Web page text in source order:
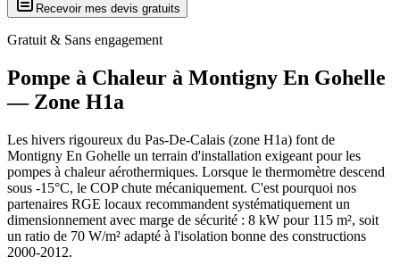
Recevoir mes devis gratuits
Gratuit & Sans engagement
Pompe à Chaleur à Montigny En Gohelle
— Zone H1a
Les hivers rigoureux du Pas-De-Calais (zone H1a) font de
Montigny En Gohelle un terrain d'installation exigeant pour les
pompes à chaleur aérothermiques. Lorsque le thermomètre descend
sous -15°C, le COP chute mécaniquement. C'est pourquoi nos
partenaires RGE locaux recommandent systématiquement un
dimensionnement avec marge de sécurité : 8 kW pour 115 m², soit
un ratio de 70 W/m² adapté à l'isolation bonne des constructions
2000-2012.